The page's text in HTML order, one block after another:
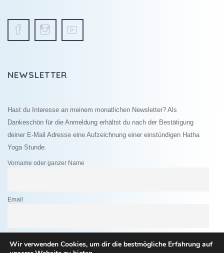
NEWSLETTER
Hast du Interesse an meinem monatlichen Newsletter? Als
Dankeschön für die Anmeldung erhältst du nach der Bestätigung
deiner E-Mail Adresse eine Aufzeichnung einer einstündigen Hatha
Yoga Stunde.
Vorname oder ganzer Name
Email
Wir verwenden Cookies, um dir die bestmögliche Erfahrung auf